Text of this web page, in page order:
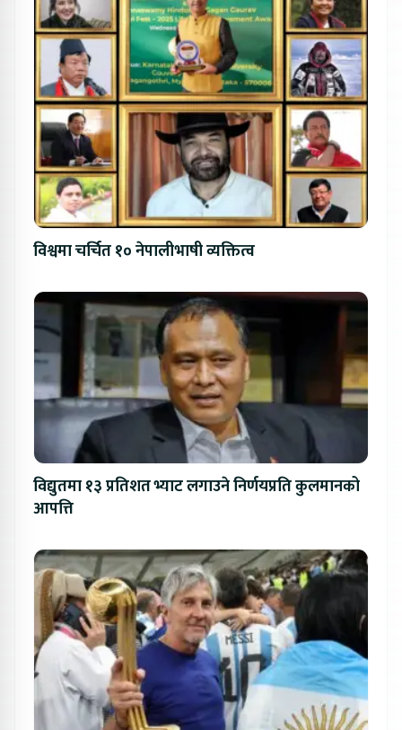
विश्वमा चर्चित १० नेपालीभाषी व्यक्तित्व
विद्युतमा १३ प्रतिशत भ्याट लगाउने निर्णयप्रति कुलमानको
आपत्ति